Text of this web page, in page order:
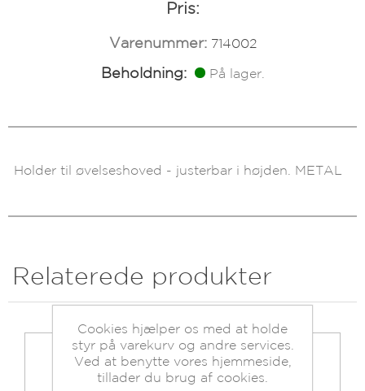
Pris:
Varenummer: 714002
Beholdning: På lager.
Holder til øvelseshoved - justerbar i højden. METAL
Relaterede produkter
Cookies hjælper os med at holde
styr på varekurv og andre services.
Ved at benytte vores hjemmeside,
tillader du brug af cookies.